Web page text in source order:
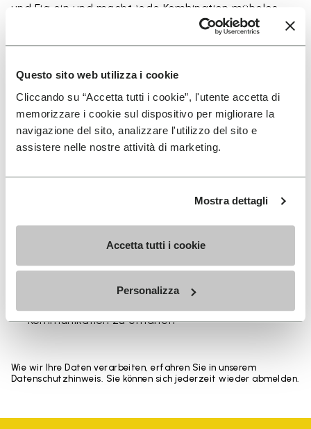
Questo sito web utilizza i cookie
Cliccando su “Accetta tutti i cookie”, l'utente accetta di
memorizzare i cookie sul dispositivo per migliorare la
navigazione del sito, analizzare l'utilizzo del sito e
assistere nelle nostre attività di marketing.
Mostra dettagli
Accetta tutti i cookie
Personalizza
und Fig ein und macht jede Kombination mühelos
Rhythmus.
Höhen vom oberen Bündchen bis zur Ferse: 25 CM
Ich habe dieDatenschutzrichtlinievon Vibram
gelesen und stimme der Verarbeitung meiner
Kommunikation zu erhalten
Wie wir Ihre Daten verarbeiten, erfahren Sie in unserem
Datenschutzhinweis. Sie können sich jederzeit wieder abmelden.